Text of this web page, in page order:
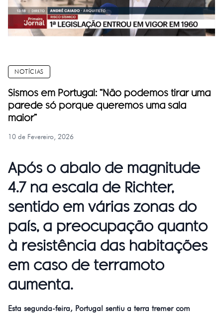
NOTÍCIAS
Sismos em Portugal: “Não podemos tirar uma
parede só porque queremos uma sala
maior”
10 de Fevereiro, 2026
Após o abalo de magnitude
4.7 na escala de Richter,
sentido em várias zonas do
país, a preocupação quanto
à resistência das habitações
em caso de terramoto
aumenta.
Esta segunda-feira, Portugal sentiu a terra tremer com